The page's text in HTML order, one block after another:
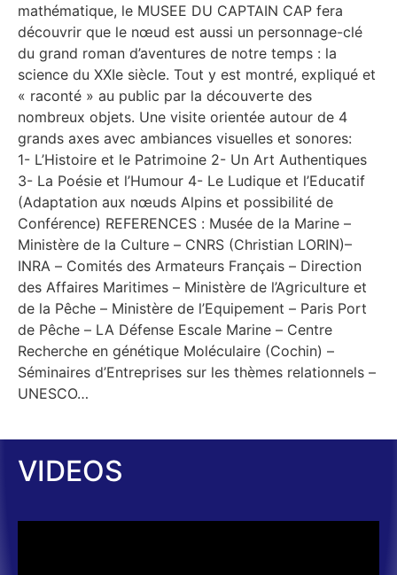
mathématique, le MUSEE DU CAPTAIN CAP fera
découvrir que le nœud est aussi un personnage-clé
du grand roman d’aventures de notre temps : la
science du XXIe siècle. Tout y est montré, expliqué et
« raconté » au public par la découverte des
nombreux objets. Une visite orientée autour de 4
grands axes avec ambiances visuelles et sonores:
1- L’Histoire et le Patrimoine 2- Un Art Authentiques
3- La Poésie et l’Humour 4- Le Ludique et l’Educatif
(Adaptation aux nœuds Alpins et possibilité de
Conférence) REFERENCES : Musée de la Marine –
Ministère de la Culture – CNRS (Christian LORIN)–
INRA – Comités des Armateurs Français – Direction
des Affaires Maritimes – Ministère de l’Agriculture et
de la Pêche – Ministère de l’Equipement – Paris Port
de Pêche – LA Défense Escale Marine – Centre
Recherche en génétique Moléculaire (Cochin) –
Séminaires d’Entreprises sur les thèmes relationnels –
UNESCO…
VIDEOS